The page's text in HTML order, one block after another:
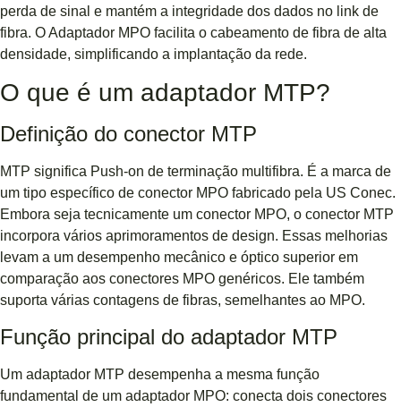
perda de sinal e mantém a integridade dos dados no link de
fibra. O Adaptador MPO facilita o cabeamento de fibra de alta
densidade, simplificando a implantação da rede.
O que é um adaptador MTP?
Definição do conector MTP
MTP significa Push-on de terminação multifibra. É a marca de
um tipo específico de conector MPO fabricado pela US Conec.
Embora seja tecnicamente um conector MPO, o conector MTP
incorpora vários aprimoramentos de design. Essas melhorias
levam a um desempenho mecânico e óptico superior em
comparação aos conectores MPO genéricos. Ele também
suporta várias contagens de fibras, semelhantes ao MPO.
Função principal do adaptador MTP
Um adaptador MTP desempenha a mesma função
fundamental de um adaptador MPO: conecta dois conectores